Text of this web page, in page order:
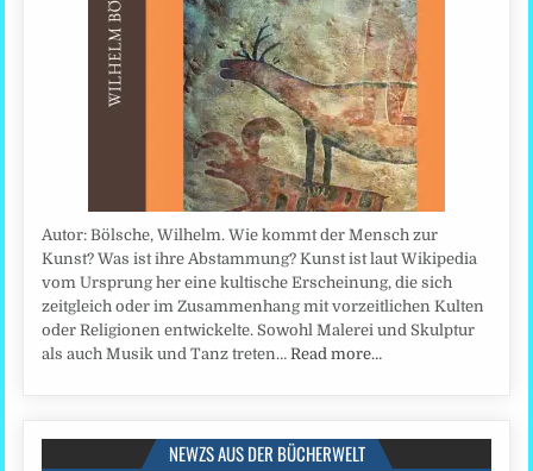
Autor: Bölsche, Wilhelm. Wie kommt der Mensch zur
Kunst? Was ist ihre Abstammung? Kunst ist laut Wikipedia
vom Ursprung her eine kultische Erscheinung, die sich
zeitgleich oder im Zusammenhang mit vorzeitlichen Kulten
oder Religionen entwickelte. Sowohl Malerei und Skulptur
als auch Musik und Tanz treten…Read more…
NEWZS AUS DER BÜCHERWELT